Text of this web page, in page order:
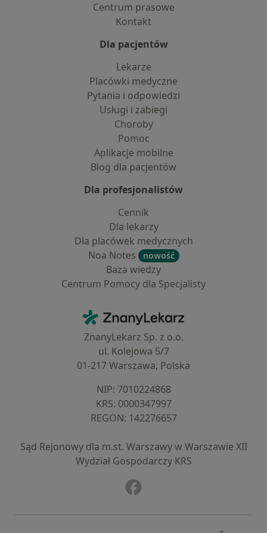
Centrum prasowe
Kontakt
Dla pacjentów
Lekarze
Placówki medyczne
Pytania i odpowiedzi
Usługi i zabiegi
Choroby
Pomoc
Aplikacje mobilne
Blog dla pacjentów
Dla profesjonalistów
Cennik
Dla lekarzy
Dla placówek medycznych
Noa Notes
nowość
Baza wiedzy
Centrum Pomocy dla Specjalisty
ZnanyLekarz - Strona główna
ZnanyLekarz Sp. z o.o.
ul. Kolejowa 5/7
01-217 Warszawa, Polska
NIP: ⁠7010224868
KRS: ⁠0000347997
REGON: ⁠142276657
Sąd Rejonowy dla m.st. Warszawy w Warszawie XII
Wydział Gospodarczy KRS